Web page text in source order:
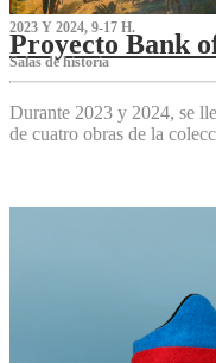
2023 Y 2024, 9-17 H.
Proyecto Bank
S‌alas de historia
Durante 2023 y 2024, se
de cuatro obras de la